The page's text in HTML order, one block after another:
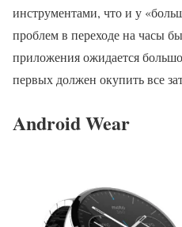
инструментами, что и у
проблем в переходе на часы
приложения ожидается
первых должен окупить все
Android Wear